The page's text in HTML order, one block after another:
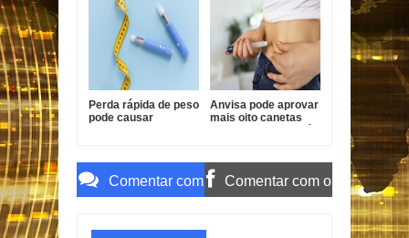
em São Paulo
Perda rápida de peso
pode causar
Anvisa pode aprovar
mais oito canetas
Comentar com Comentar com o